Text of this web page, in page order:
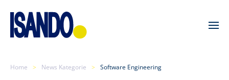
Skip to main content
Home News Kategorie Software Engineering